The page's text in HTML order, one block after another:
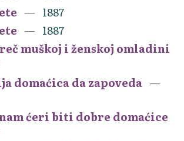
1887
1887
muškoj i ženskoj omladini
domaćica da zapoveda
ćeri biti dobre domaćice